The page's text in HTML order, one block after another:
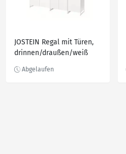
JOSTEIN Regal mit Türen,
drinnen/draußen/weiß